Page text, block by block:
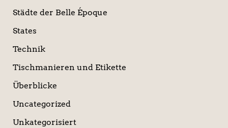
Städte der Belle Époque
States
Technik
Tischmanieren und Etikette
Überblicke
Uncategorized
Unkategorisiert